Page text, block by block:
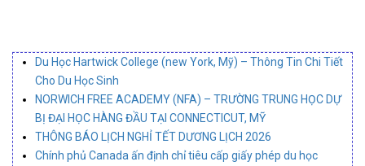
Du Học Hartwick College (new York, Mỹ) – Thông Tin Chi Tiết
Cho Du Học Sinh
NORWICH FREE ACADEMY (NFA) – TRƯỜNG TRUNG HỌC DỰ
BỊ ĐẠI HỌC HÀNG ĐẦU TẠI CONNECTICUT, MỸ
THÔNG BÁO LỊCH NGHỈ TẾT DƯƠNG LỊCH 2026
Chính phủ Canada ấn định chỉ tiêu cấp giấy phép du học